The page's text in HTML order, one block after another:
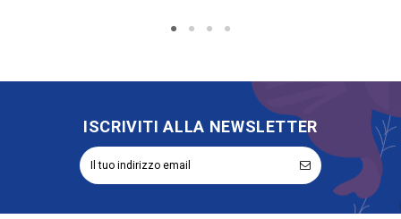
ISCRIVITI ALLA NEWSLETTER